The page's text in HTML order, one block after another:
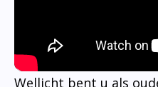
Wellicht bent u als